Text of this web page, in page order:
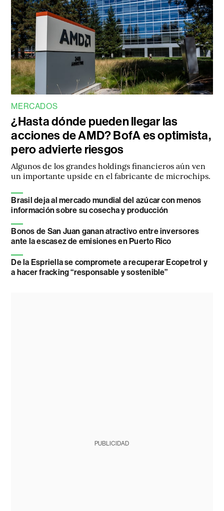
MERCADOS
¿Hasta dónde pueden llegar las
acciones de AMD? BofA es optimista,
pero advierte riesgos
Algunos de los grandes holdings financieros aún ven
un importante upside en el fabricante de microchips.
Brasil deja al mercado mundial del azúcar con menos
información sobre su cosecha y producción
Bonos de San Juan ganan atractivo entre inversores
ante la escasez de emisiones en Puerto Rico
De la Espriella se compromete a recuperar Ecopetrol y
a hacer fracking “responsable y sostenible”
PUBLICIDAD